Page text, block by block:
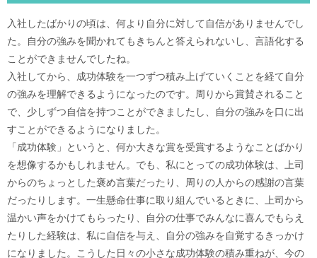
入社したばかりの頃は、何より自分に対して自信がありませんでし
た。自分の強みを聞かれてもきちんと答えられないし、言語化する
ことができませんでしたね。
入社してから、成功体験を一つずつ積み上げていくことを経て自分
の強みを理解できるようになったのです。周りから賞賛されること
で、少しずつ自信を持つことができましたし、自分の強みを口に出
すことができるようになりました。
「成功体験」というと、何か大きな賞を受賞するようなことばかり
を想像するかもしれません。でも、私にとっての成功体験は、上司
からのちょっとした褒め言葉だったり、周りの人からの感謝の言葉
だったりします。一生懸命仕事に取り組んでいるときに、上司から
温かい声をかけてもらったり、自分の仕事でみんなに喜んでもらえ
たりした経験は、私に自信を与え、自分の強みを自覚するきっかけ
になりました。こうした日々の小さな成功体験の積み重ねが、今の